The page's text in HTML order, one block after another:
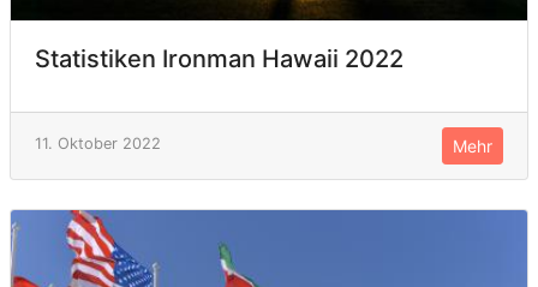
Statistiken Ironman Hawaii 2022
11. Oktober 2022 Mehr